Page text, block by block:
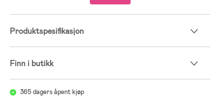
- Maksimal vekt: 45 kg.
- Anbefalt alder: fra 9 måneder.
Produktspesifikasjon
Finn i butikk
365 dagers åpent kjøp